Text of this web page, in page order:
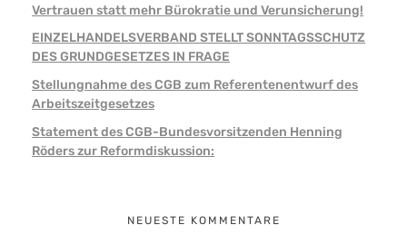
Vertrauen statt mehr Bürokratie und Verunsicherung!
EINZELHANDELSVERBAND STELLT SONNTAGSSCHUTZ
DES GRUNDGESETZES IN FRAGE
Stellungnahme des CGB zum Referentenentwurf des
Arbeitszeitgesetzes
Statement des CGB-Bundesvorsitzenden Henning
Röders zur Reformdiskussion:
NEUESTE KOMMENTARE